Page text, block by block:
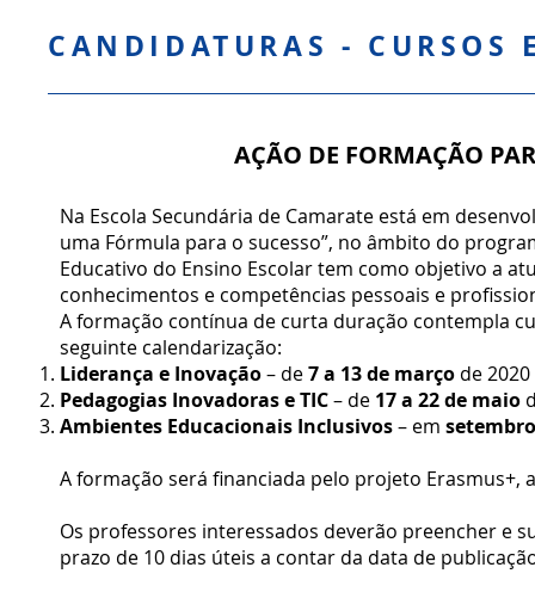
CANDIDATURAS - CURSOS
AÇÃO DE FORMAÇÃO
Na Escola Secundária de Camarate está em
uma Fórmula para o sucesso”, no âmbito do
Educativo do Ensino Escolar tem como objetivo a
conhecimentos e competências pessoais e
A formação contínua de curta duração contempla
seguinte calendarização:
Liderança e Inovação– de7 a 13 de março de 2020
Pedagogias Inovadoras e TIC– de 17 a 22 de maio
Ambientes Educacionais Inclusivos– em
A formação será financiada pelo projeto
Os professores interessados deverão preencher
prazo de 10 dias úteis a contar da data de